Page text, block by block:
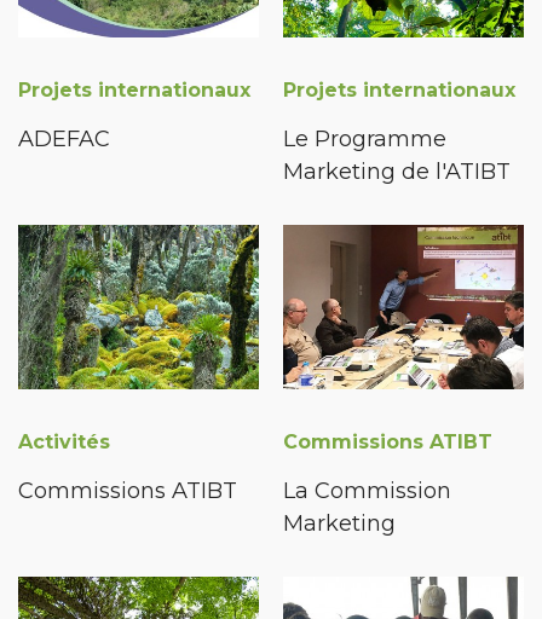
Projets internationaux
ADEFAC
Projets internationaux
Le Programme
Marketing de l'ATIBT
Activités
Commissions ATIBT
Commissions ATIBT
La Commission
Marketing